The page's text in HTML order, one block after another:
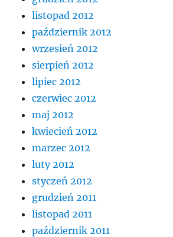
listopad 2012
październik 2012
wrzesień 2012
sierpień 2012
lipiec 2012
czerwiec 2012
maj 2012
kwiecień 2012
marzec 2012
luty 2012
styczeń 2012
grudzień 2011
listopad 2011
październik 2011